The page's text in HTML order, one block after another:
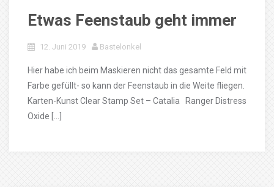
Etwas Feenstaub geht immer
12. Juni 2019 Bastelonkel
Hier habe ich beim Maskieren nicht das gesamte Feld mit
Farbe gefüllt- so kann der Feenstaub in die Weite fliegen.
Karten-Kunst Clear Stamp Set – Catalia Ranger Distress
Oxide […]